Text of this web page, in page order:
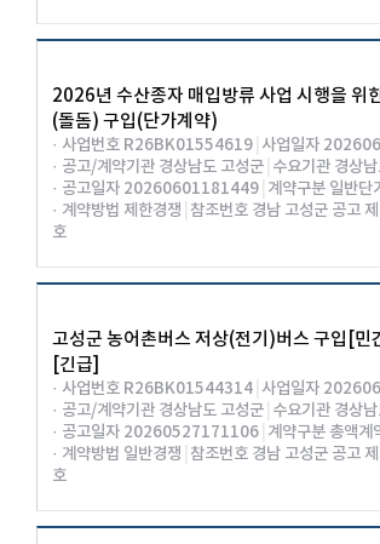
2026년 수산종자 매입방류 사업 시행을 위
(돌돔) 구입(단가계약)
· 사업번호 R26BK01554619 사업일자
· 공고/계약기관 경상남도 고성군 수요기관 경상
· 공고일자 20260601181449 계약구분 일반단
· 계약방법 제한경쟁 참조번호 경남 고성군 공고
호
고성군 농어촌버스 저상(전기)버스 구입[민
[긴급]
· 사업번호 R26BK01544314 사업일자
· 공고/계약기관 경상남도 고성군 수요기관 경상
· 공고일자 20260527171106 계약구분 총액계
· 계약방법 일반경쟁 참조번호 경남 고성군 공고
호